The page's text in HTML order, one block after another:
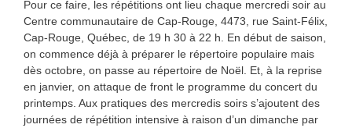
Pour ce faire, les répétitions ont lieu chaque mercredi soir au
Centre communautaire de Cap-Rouge, 4473, rue Saint-Félix,
Cap-Rouge, Québec, de 19 h 30 à 22 h. En début de saison,
on commence déjà à préparer le répertoire populaire mais
dès octobre, on passe au répertoire de Noël. Et, à la reprise
en janvier, on attaque de front le programme du concert du
printemps. Aux pratiques des mercredis soirs s’ajoutent des
journées de répétition intensive à raison d’un dimanche par